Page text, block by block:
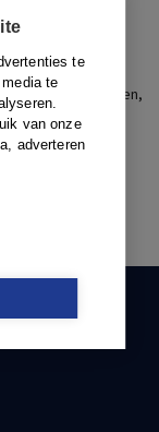
te
te
van onze
adverteren
van goederen,